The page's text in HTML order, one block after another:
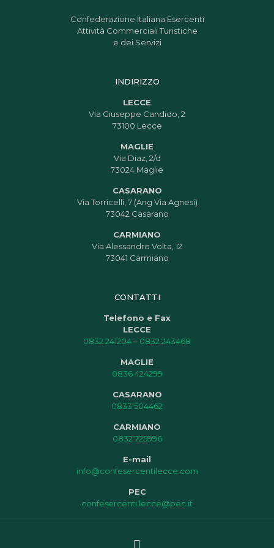
Confederazione Italiana Esercenti
Attività Commerciali Turistiche
e dei Servizi
INDIRIZZO
LECCE
Via Giuseppe Candido, 2
73100 Lecce
MAGLIE
Via Diaz, 2/d
73024 Maglie
CASARANO
Via Torricelli, 7 (Ang Via Agnesi)
73042 Casarano
CARMIANO
Via Alessandro Volta, 12
73041 Carmiano
CONTATTI
Telefono e Fax
LECCE
0832 241204– 0832 243468
MAGLIE
0836 424299
CASARANO
0833 504462
CARMIANO
0832 725996
E-mail
info@confesercentilecce.com
PEC
confesercenti.lecce@pec.it